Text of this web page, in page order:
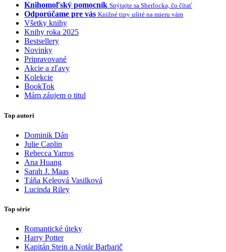
Knihomoľský pomocník Spýtajte sa Sherlocka, čo čítať
Odporúčame pre vás Knižné tipy ušité na mieru vám
Všetky knihy
Knihy roka 2025
Bestsellery
Novinky
Pripravované
Akcie a zľavy
Kolekcie
BookTok
Mám záujem o titul
Top autori
Dominik Dán
Julie Caplin
Rebecca Yarros
Ana Huang
Sarah J. Maas
Táňa Keleová Vasilková
Lucinda Riley
Top série
Romantické úteky
Harry Potter
Kapitán Stein a Notár Barbarič